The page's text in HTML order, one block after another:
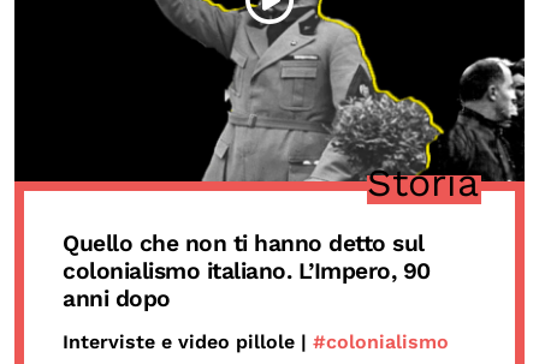
Storia
Quello che non ti hanno detto sul
colonialismo italiano. L’Impero, 90
anni dopo
Interviste e video pillole | #colonialismo